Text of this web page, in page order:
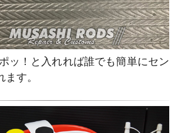
ッ！と入れれば誰でも簡単にセン
す。